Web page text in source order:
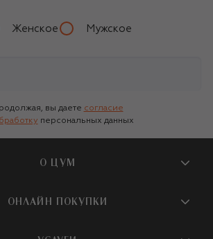
Женское Мужское
вы даете согласие
персональных данных
О ЦУМ
О магазине
ОНЛАЙН ПОКУПКИ